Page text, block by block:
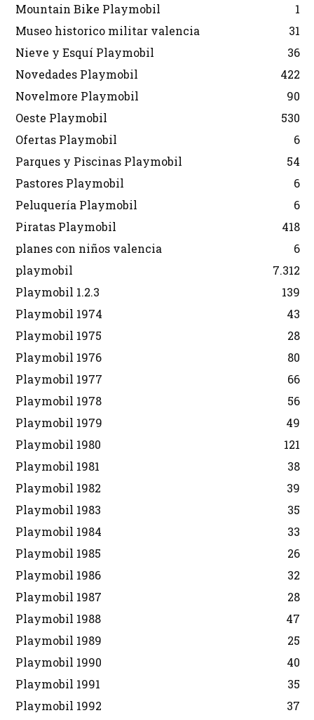
Mountain Bike Playmobil
1
Museo historico militar valencia
31
Nieve y Esquí Playmobil
36
Novedades Playmobil
422
Novelmore Playmobil
90
Oeste Playmobil
530
Ofertas Playmobil
6
Parques y Piscinas Playmobil
54
Pastores Playmobil
6
Peluquería Playmobil
6
Piratas Playmobil
418
planes con niños valencia
6
playmobil
7.312
Playmobil 1.2.3
139
Playmobil 1974
43
Playmobil 1975
28
Playmobil 1976
80
Playmobil 1977
66
Playmobil 1978
56
Playmobil 1979
49
Playmobil 1980
121
Playmobil 1981
38
Playmobil 1982
39
Playmobil 1983
35
Playmobil 1984
33
Playmobil 1985
26
Playmobil 1986
32
Playmobil 1987
28
Playmobil 1988
47
Playmobil 1989
25
Playmobil 1990
40
Playmobil 1991
35
Playmobil 1992
37